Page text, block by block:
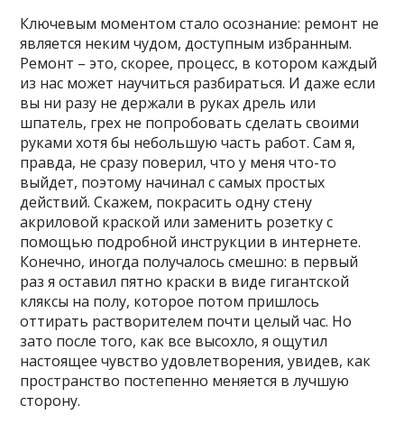
Ключевым моментом стало осознание: ремонт не
является неким чудом, доступным избранным.
Ремонт – это, скорее, процесс, в котором каждый
из нас может научиться разбираться. И даже если
вы ни разу не держали в руках дрель или
шпатель, грех не попробовать сделать своими
руками хотя бы небольшую часть работ. Сам я,
правда, не сразу поверил, что у меня что-то
выйдет, поэтому начинал с самых простых
действий. Скажем, покрасить одну стену
акриловой краской или заменить розетку с
помощью подробной инструкции в интернете.
Конечно, иногда получалось смешно: в первый
раз я оставил пятно краски в виде гигантской
кляксы на полу, которое потом пришлось
оттирать растворителем почти целый час. Но
зато после того, как все высохло, я ощутил
настоящее чувство удовлетворения, увидев, как
пространство постепенно меняется в лучшую
сторону.